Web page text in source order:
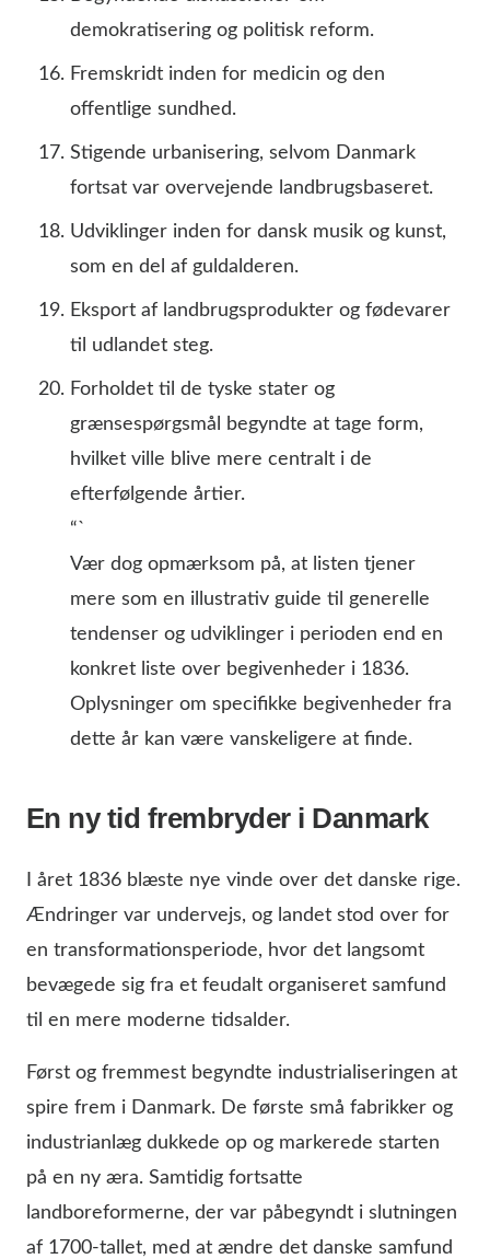
demokratisering og politisk reform.
Fremskridt inden for medicin og den
offentlige sundhed.
Stigende urbanisering, selvom Danmark
fortsat var overvejende landbrugsbaseret.
Udviklinger inden for dansk musik og kunst,
som en del af guldalderen.
Eksport af landbrugsprodukter og fødevarer
til udlandet steg.
Forholdet til de tyske stater og
grænsespørgsmål begyndte at tage form,
hvilket ville blive mere centralt i de
efterfølgende årtier.
“`
Vær dog opmærksom på, at listen tjener
mere som en illustrativ guide til generelle
tendenser og udviklinger i perioden end en
konkret liste over begivenheder i 1836.
Oplysninger om specifikke begivenheder fra
dette år kan være vanskeligere at finde.
En ny tid frembryder i Danmark
I året 1836 blæste nye vinde over det danske rige.
Ændringer var undervejs, og landet stod over for
en transformationsperiode, hvor det langsomt
bevægede sig fra et feudalt organiseret samfund
til en mere moderne tidsalder.
Først og fremmest begyndte industrialiseringen at
spire frem i Danmark. De første små fabrikker og
industrianlæg dukkede op og markerede starten
på en ny æra. Samtidig fortsatte
landboreformerne, der var påbegyndt i slutningen
af 1700-tallet, med at ændre det danske samfund